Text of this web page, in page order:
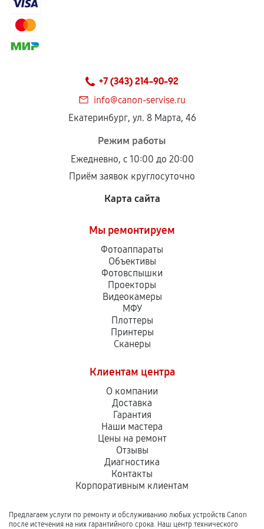
сохраняться полностью или частично, если
соблюдены следующие условия:
центром.
При этом гарантия на сами комплектующие
продавца. За качество сторонних деталей
сервисный центр ответственности не несет.
+7 (343) 214-90-92
info@canon-servise.ru
Екатеринбург, ул. 8 Марта, 46
Режим работы
Ежедневно, с 10:00 до 20:00
Приём заявок круглосуточно
Карта сайта
Мы ремонтируем
Фотоаппараты
Объективы
Фотовспышки
Проекторы
Видеокамеры
МФУ
Плоттеры
Принтеры
Сканеры
Клиентам центра
О компании
Доставка
Гарантия
Наши мастера
Цены на ремонт
Отзывы
Диагностика
Контакты
Корпоративным клиентам
Предлагаем услуги по ремонту и обслуживанию любых устройств Canon
после истечения на них гарантийного срока. Наш центр технического